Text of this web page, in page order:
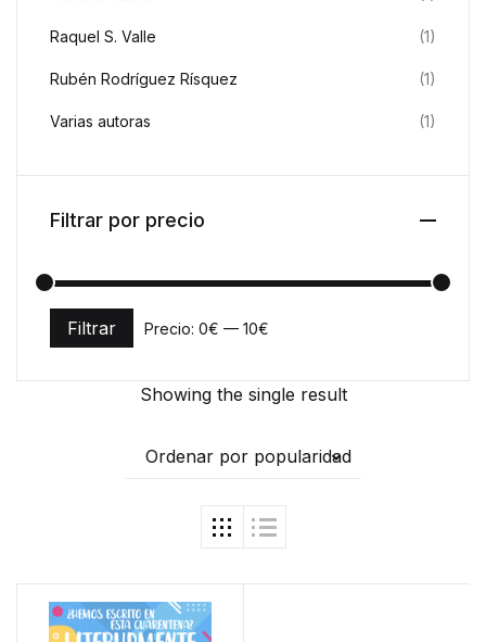
Showing the single result
Ordenar por popularidad
Raquel S. Valle (1)
Rubén Rodríguez Rísquez (1)
Varias autoras (1)
Filtrar por precio
Precio mínimo
Precio máximo
Filtrar Precio: 0€ — 10€